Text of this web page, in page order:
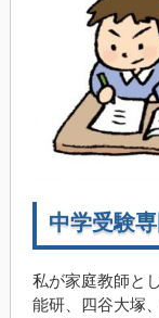
中学受験
私が家庭教師と
能研、四谷大塚